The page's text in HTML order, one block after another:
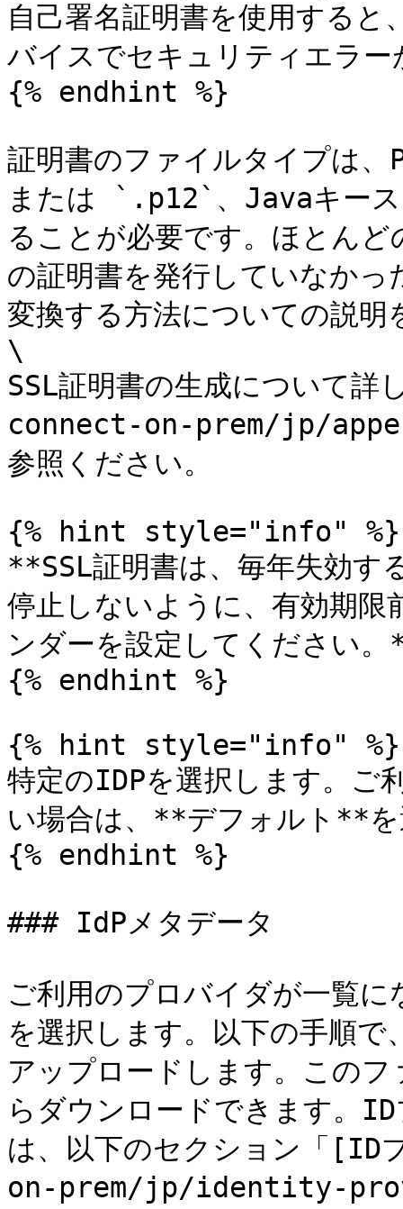
自己署名証明書を使用する
バイスでセキュリティエラー
{% endhint %}
証明書のファイルタイプは
または `.p12`、Javaキー
ることが必要です。ほとん
の証明書を発行していなか
変換する方法についての説
\
SSL証明書の生成について
connect-on-prem/jp/
参照ください。
{% hint style="info" %}
**SSL証明書は、毎年失効す
停止しないように、有効期限
ンダーを設定してください
{% endhint %}
{% hint style="info" %}
特定のIDPを選択します。ご
い場合は、**デフォルト**を
{% endhint %}
### IdPメタデータ
ご利用のプロバイダが一覧
を選択します。以下の手順
アップロードします。この
らダウンロードできます。
は、以下のセクション「
on-prem/jp/identity-